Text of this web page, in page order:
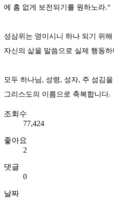
에 흠 없게 보전되기를 원하노라.”
성삼위는 영이시니 하나 되기 위
자신의 삶을 말씀으로 실제 행동
모두 하나님, 성령, 성자, 주 섬김
그리스도의 이름으로 축복합니다.
조회수
77,424
좋아요
2
댓글
0
날짜